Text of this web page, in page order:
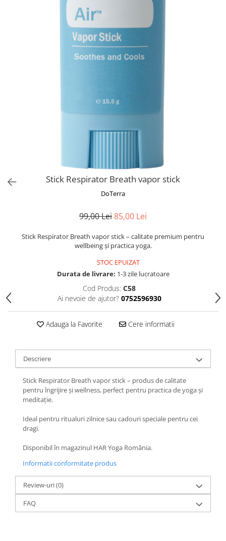
Set yoga incretit la spate
Set yoga White Grey
Stick Respirator Breath vapor stick
DoTerra
99,00 Lei85,00 Lei
Stick Respirator Breath vapor stick – calitate premium pentru
wellbeing și practica yoga.
STOC EPUIZAT
Durata de livrare: 1-3 zile lucratoare
Cod Produs: C58
Ai nevoie de ajutor? 0752596930
Adauga la Favorite Cere informatii
Descriere
Stick Respirator Breath vapor stick – produs de calitate
pentru îngrijire și wellness, perfect pentru practica de yoga și
meditație.
Ideal pentru ritualuri zilnice sau cadouri speciale pentru cei
dragi.
Disponibil în magazinul HAR Yoga România.
Informatii conformitate produs
Review-uri(0)
FAQ